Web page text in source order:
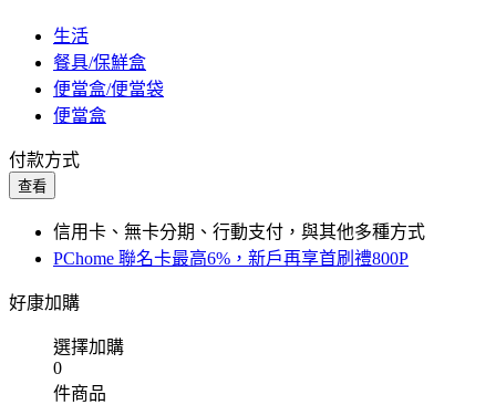
生活
餐具/保鮮盒
便當盒/便當袋
便當盒
付款方式
查看
信用卡、無卡分期、行動支付，與其他多種方式
PChome 聯名卡最高6%，新戶再享首刷禮800P
好康加購
選擇加購
0
件商品